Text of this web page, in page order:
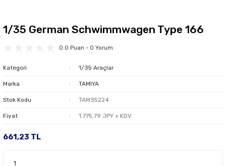
1/35 German Schwimmwagen Type 166
0.0 Puan - 0 Yorum
Kategori 1/35 Araçlar
Marka TAMIYA
Stok Kodu TAM35224
Fiyat 1.775,79 JPY + KDV
661,23 TL